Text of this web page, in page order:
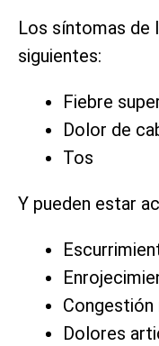
Los síntomas de
siguientes:
Fiebre
Dolor de
Tos
Y pueden estar
Congestión
Dolores